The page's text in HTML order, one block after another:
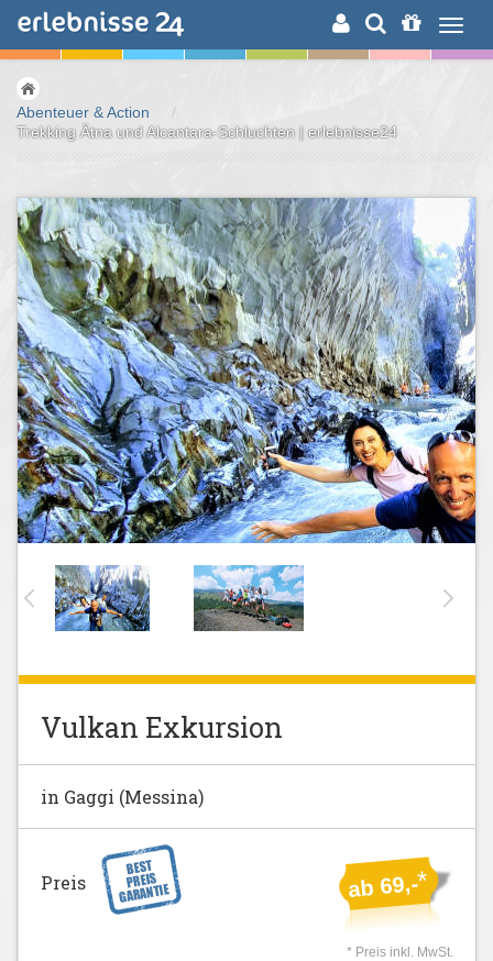
ERLEBNISSUCHE
Abenteuer & Action
/
Trekking Ätna und Alcantara-Schluchten | erlebnisse24
Vulkan Exkursion
in Gaggi (Messina)
ab 69,-*
Preis
* Preis inkl. MwSt.